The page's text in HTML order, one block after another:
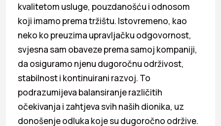
kvalitetom usluge, pouzdanošću i odnosom
koji imamo prema tržištu. Istovremeno, kao
neko ko preuzima upravljačku odgovornost,
svjesna sam obaveze prema samoj kompaniji,
da osiguramo njenu dugoročnu održivost,
stabilnost i kontinuirani razvoj. To
podrazumijeva balansiranje različitih
očekivanja i zahtjeva svih naših dionika, uz
donošenje odluka koje su dugoročno održive.